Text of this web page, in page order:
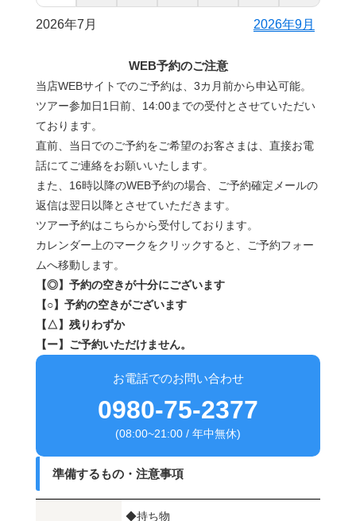
WEB予約のご注意
当店WEBサイトでのご予約は、3カ月前から申込可能。
ツアー参加日1日前、14:00までの受付とさせていただい
ております。
直前、当日でのご予約をご希望のお客さまは、直接お電
話にてご連絡をお願いいたします。
また、16時以降のWEB予約の場合、ご予約確定メールの
返信は翌日以降とさせていただきます。
ツアー予約はこちらから受付しております。
カレンダー上のマークをクリックすると、ご予約フォー
ムへ移動します。
【◎】予約の空きが十分にございます
【○】予約の空きがございます
【△】残りわずか
【ー】ご予約いただけません。
お電話でのお問い合わせ
0980-75-2377
(08:00~21:00 / 年中無休)
2026年7月 2026年9月
準備するもの・注意事項
◆持ち物